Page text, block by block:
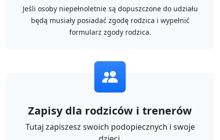
Jeśli osoby niepełnoletnie są dopuszczone do udziału
będą musiały posiadać zgodę rodzica i wypełnić
formularz zgody rodzica.
Zapisy dla rodziców i trenerów
Tutaj zapiszesz swoich podopiecznych i swoje